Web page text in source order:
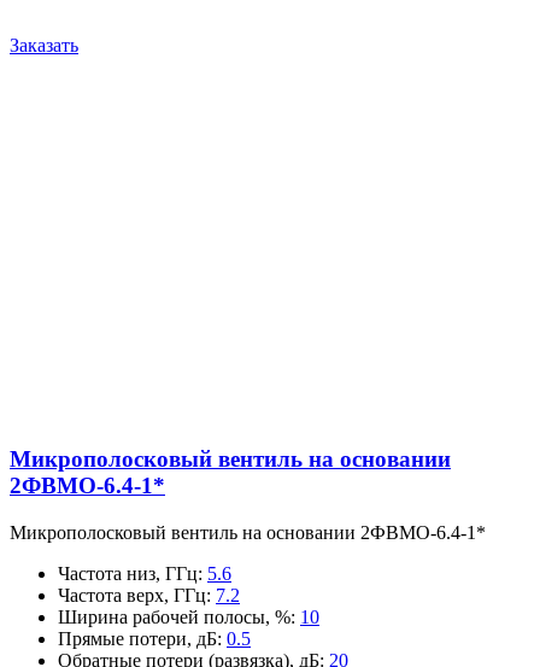
Заказать
Микрополосковый вентиль на основании
2ФВМO-6.4-1*
Микрополосковый вентиль на основании 2ФВМO-6.4-1*
Частота низ, ГГц: 5.6
Частота верх, ГГц: 7.2
Ширина рабочей полосы, %: 10
Прямые потери, дБ: 0.5
Обратные потери (развязка), дБ: 20